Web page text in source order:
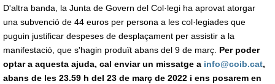
D'altra banda, la Junta de Govern del Col·legi ha aprovat atorgar
una subvenció de 44 euros per persona a les col·legiades que
puguin justificar despeses de desplaçament per assistir a la
manifestació, que s'hagin produït abans del 9 de març. Per poder
optar a aquesta ajuda, cal enviar un missatge a info@coib.cat,
abans de les 23.59 h del 23 de març de 2022 i ens posarem en